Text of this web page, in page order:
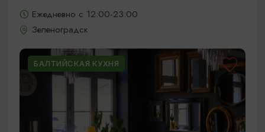
Ежедневно с 12:00-23:00
Зеленоградск
БАЛТИЙСКАЯ КУХНЯ